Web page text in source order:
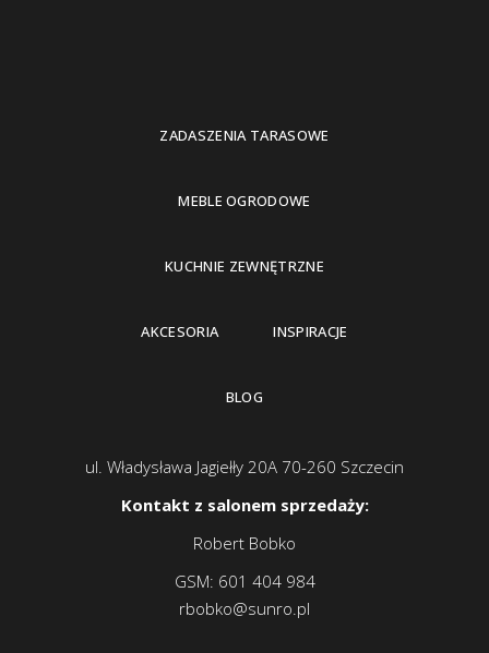
ZADASZENIA TARASOWE
MEBLE OGRODOWE
KUCHNIE ZEWNĘTRZNE
AKCESORIA INSPIRACJE
BLOG
ul. Władysława Jagiełły 20A 70-260 Szczecin
Kontakt z salonem sprzedaży:
Robert Bobko
GSM: 601 404 984
rbobko@sunro.pl